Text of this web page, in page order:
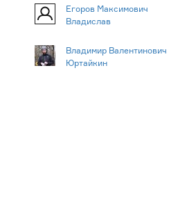
Егоров Максимович
Владислав
Владимир Валентинович
Юртайкин